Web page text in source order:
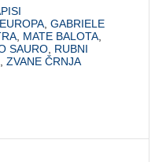
EUROPA ,GABRIELE
MATE BALOTA
SAURO RUBNI
,ZVANE ČRNJA